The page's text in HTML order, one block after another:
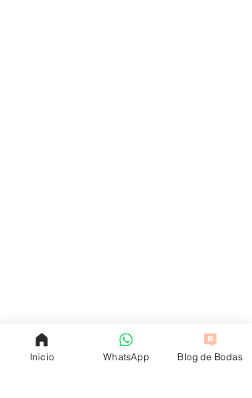
Inicio WhatsApp Blog de Bodas